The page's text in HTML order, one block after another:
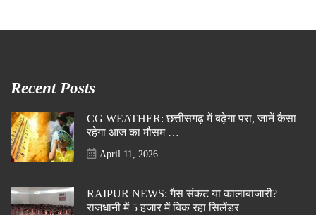
Recent Posts
CG WEATHER: छत्तीसगढ़ में बढ़ेगा परा, जानें कैसा
रहेगा आज का मौसम …
April 11, 2026
RAIPUR NEWS: गैस संकट या कालाबाजारी?
राजधानी में 5 हजार में बिक रहा सिलेंडर